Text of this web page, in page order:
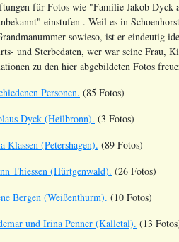
für Fotos wie "Familie Jakob
einstufen . Weil es in
sowieso, ist er eindeutig
und Sterbedaten, wer war seine Frau,
zu den hier abgebildeten Fotos
Personen. (85 Fotos)
Dyck (Heilbronn). (3 Fotos)
Klassen (Petershagen). (89 Fotos)
Thiessen (Hürtgenwald). (26 Fotos)
Bergen (Weißenthurm). (10 Fotos)
und Irina Penner (Kalletal). (13